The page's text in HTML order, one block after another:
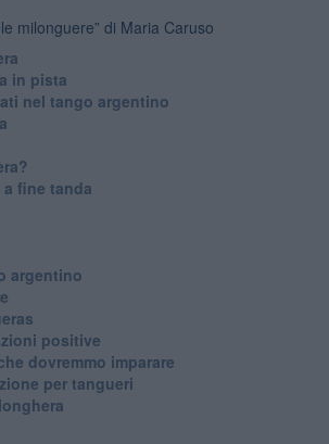
milonguere” di Maria Caruso
in pista
nel tango argentino
fine tanda
argentino
positive
dovremmo imparare
per tangueri